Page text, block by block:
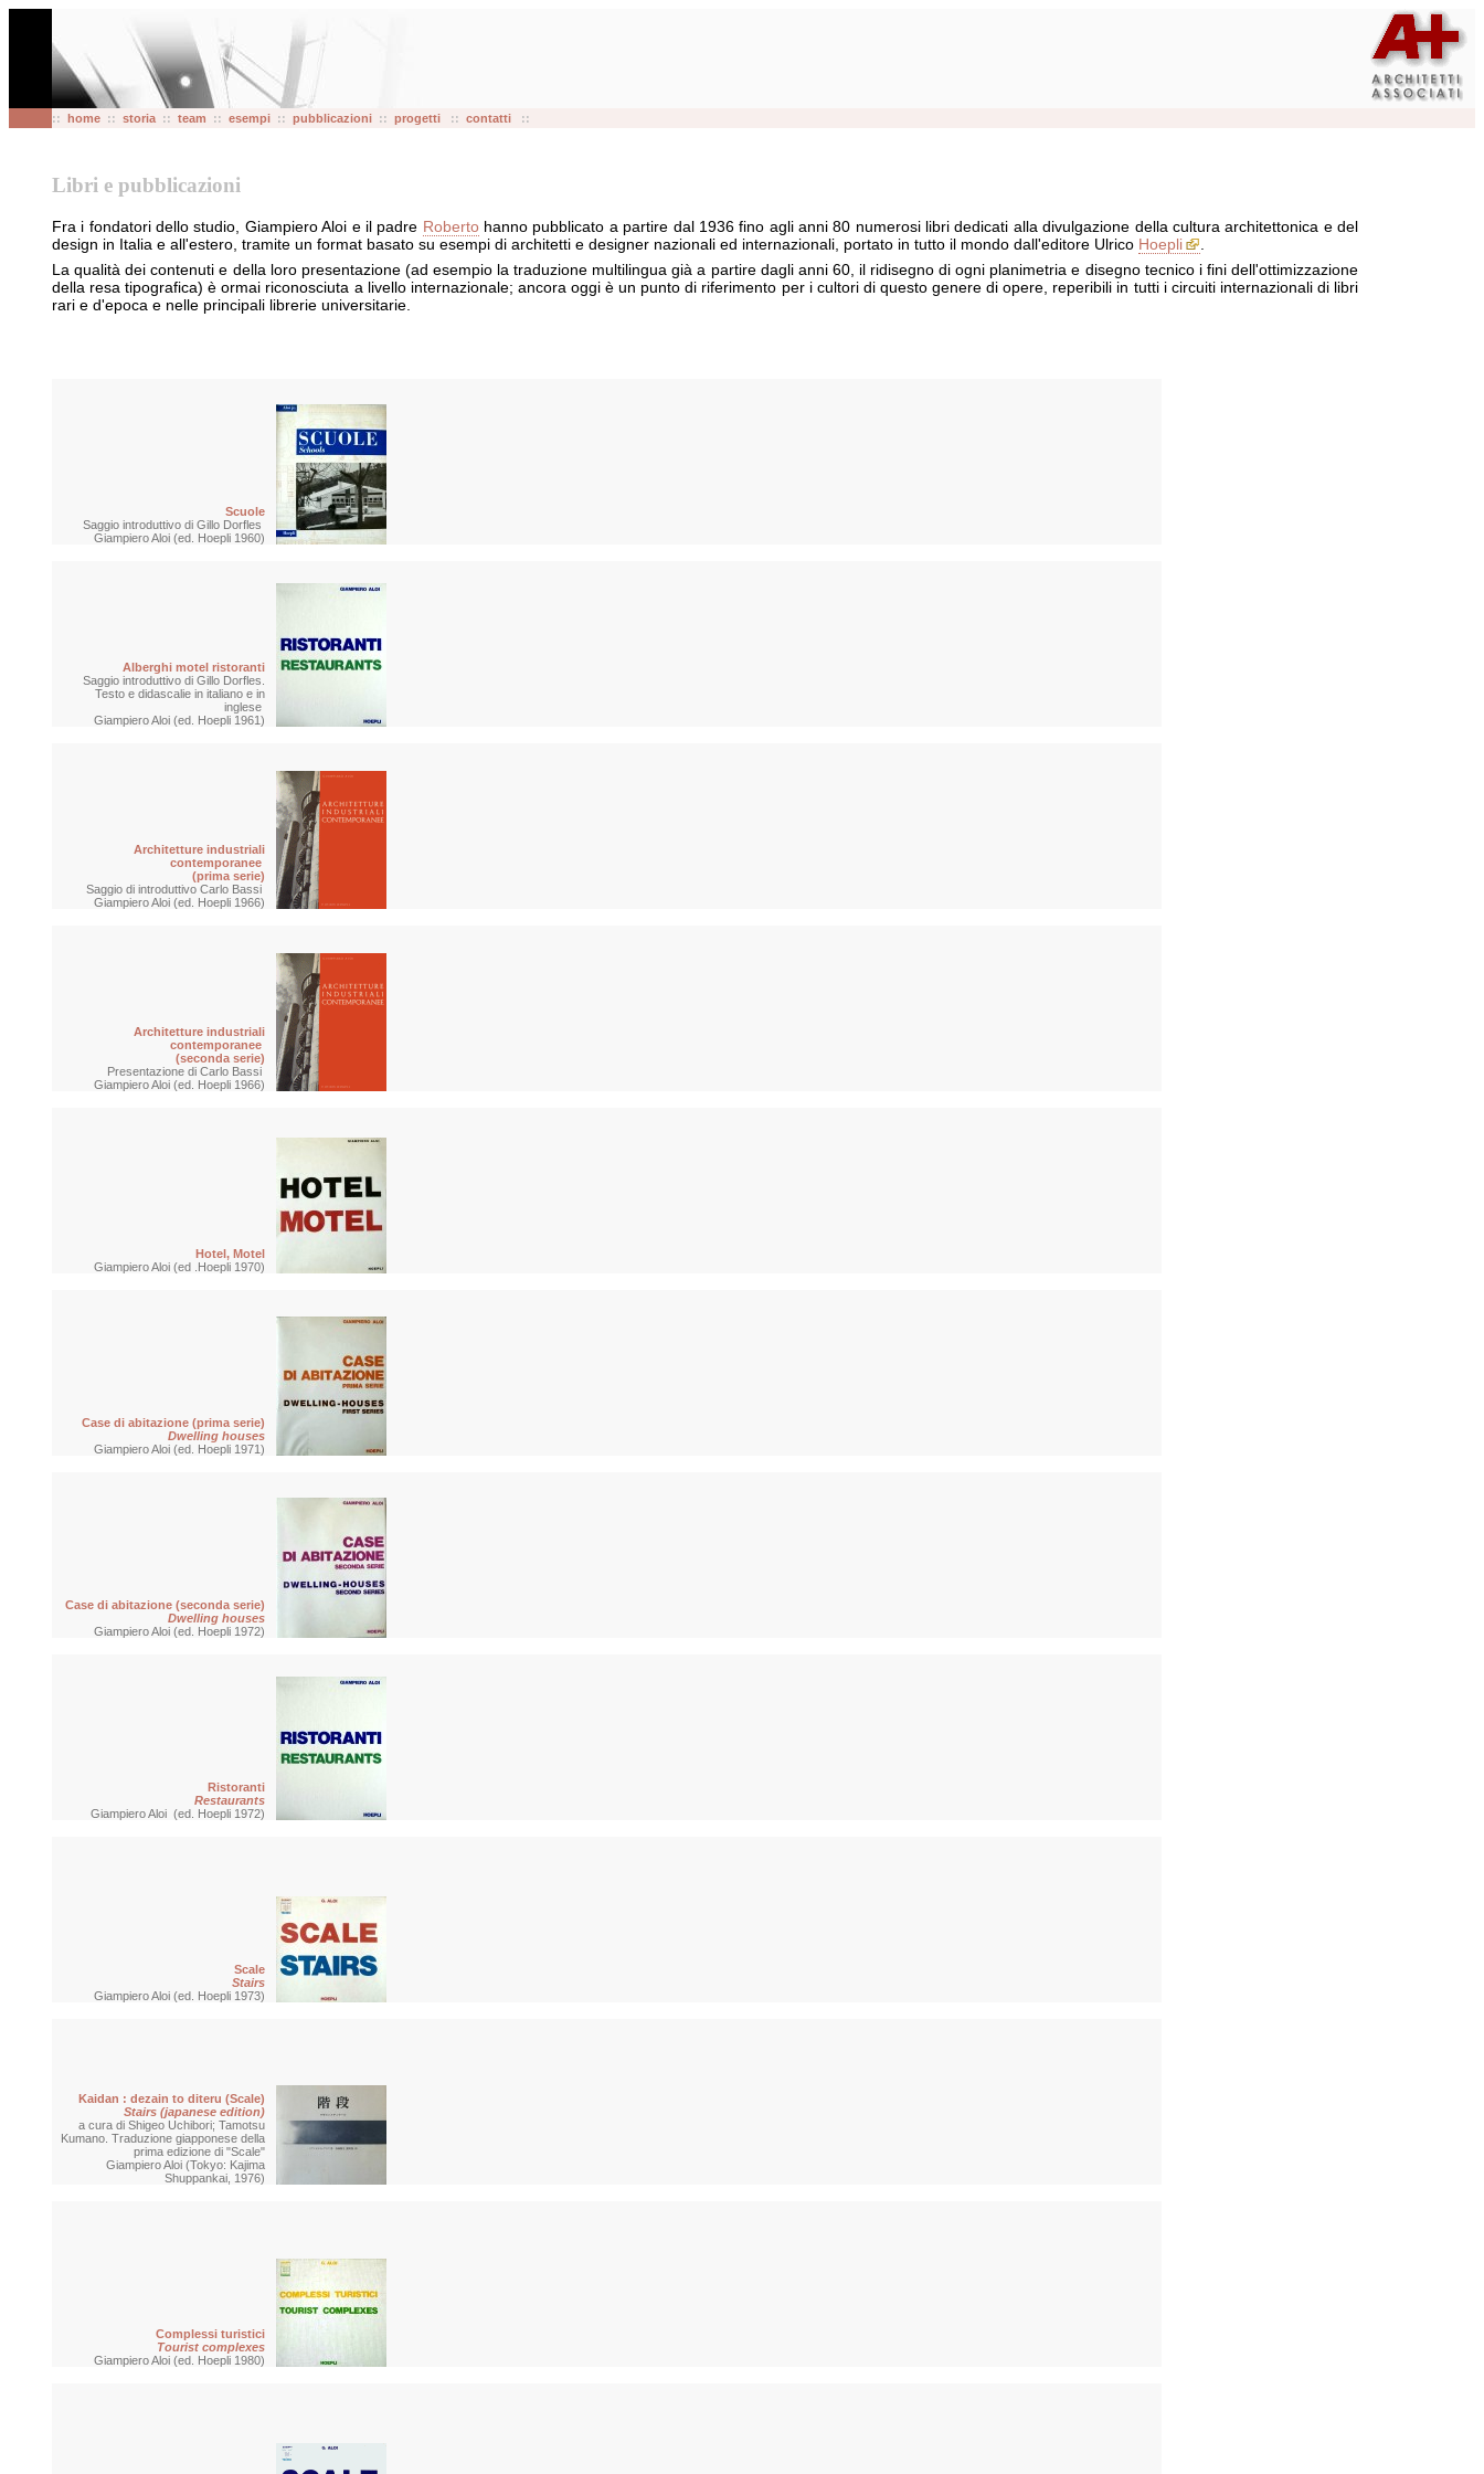
:: home :: storia :: team :: esempi :: pubblicazioni :: progetti :: contatti ::
Libri e pubblicazioni
Fra i fondatori dello studio, Giampiero Aloi e il padre Robertohanno pubblicato a partire dal 1936 fino agli anni 80 numerosi libri dedicati alla divulgazione della cultura architettonica e del
design in Italia e all'estero, tramite un format basato su esempi di architetti e designer nazionali ed internazionali, portato in tutto il mondo dall'editore Ulrico Hoepli
La qualità dei contenuti e della loro presentazione (ad esempio la traduzione multilingua già a partire dagli anni 60, il ridisegno di ogni planimetria e disegno tecnico i fini dell'ottimizzazione
della resa tipografica) è ormai riconosciuta a livello internazionale; ancora oggi è un punto di riferimento per i cultori di questo genere di opere, reperibili in tutti i circuiti internazionali di libri
rari e d'epoca e nelle principali librerie universitarie.
Scuole
Saggio introduttivo di Gillo Dorfles
Giampiero Aloi (ed. Hoepli 1960)
Alberghi motel ristoranti
Saggio introduttivo di Gillo Dorfles.
Testo e didascalie in italiano e in
inglese
Giampiero Aloi (ed. Hoepli 1961)
Architetture industriali
contemporanee
(prima serie)
Saggio di introduttivo Carlo Bassi
Giampiero Aloi (ed. Hoepli 1966)
Architetture industriali
contemporanee
(seconda serie)
Presentazione di Carlo Bassi
Giampiero Aloi (ed. Hoepli 1966)
Hotel, Motel
Giampiero Aloi (ed .Hoepli 1970)
Case di abitazione (prima serie)
Dwelling houses
Giampiero Aloi (ed. Hoepli 1971)
Case di abitazione (seconda serie)
Dwelling houses
Giampiero Aloi (ed. Hoepli 1972)
Ristoranti
Restaurants
Giampiero Aloi (ed. Hoepli 1972)
Scale
Stairs
Giampiero Aloi (ed. Hoepli 1973)
Kaidan : dezain to diteru (Scale)
Stairs (japanese edition)
a cura di Shigeo Uchibori; Tamotsu
Kumano. Traduzione giapponese della
prima edizione di "Scale"
Giampiero Aloi (Tokyo: Kajima
Shuppankai, 1976)
Complessi turistici
Tourist complexes
Giampiero Aloi (ed. Hoepli 1980)